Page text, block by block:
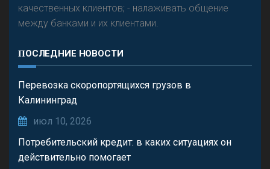
качественных клиентов; - налаживать общение
между банками и их клиентами.
ПОСЛЕДНИЕ НОВОСТИ
Перевозка скоропортящихся грузов в
Калининград
июл 10, 2026
Потребительский кредит: в каких ситуациях он
действительно помогает